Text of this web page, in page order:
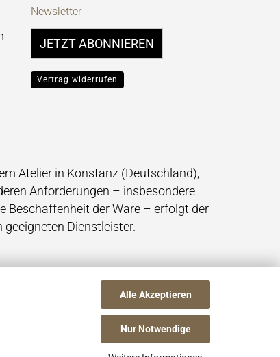
Alle Akzeptieren
Nur Notwendige
Newsletter
JETZT ABONNIEREN
Vertrag widerrufen
Atelier in Konstanz (Deutschland),
Anforderungen – insbesondere
Beschaffenheit der Ware – erfolgt der
geeigneten Dienstleister.